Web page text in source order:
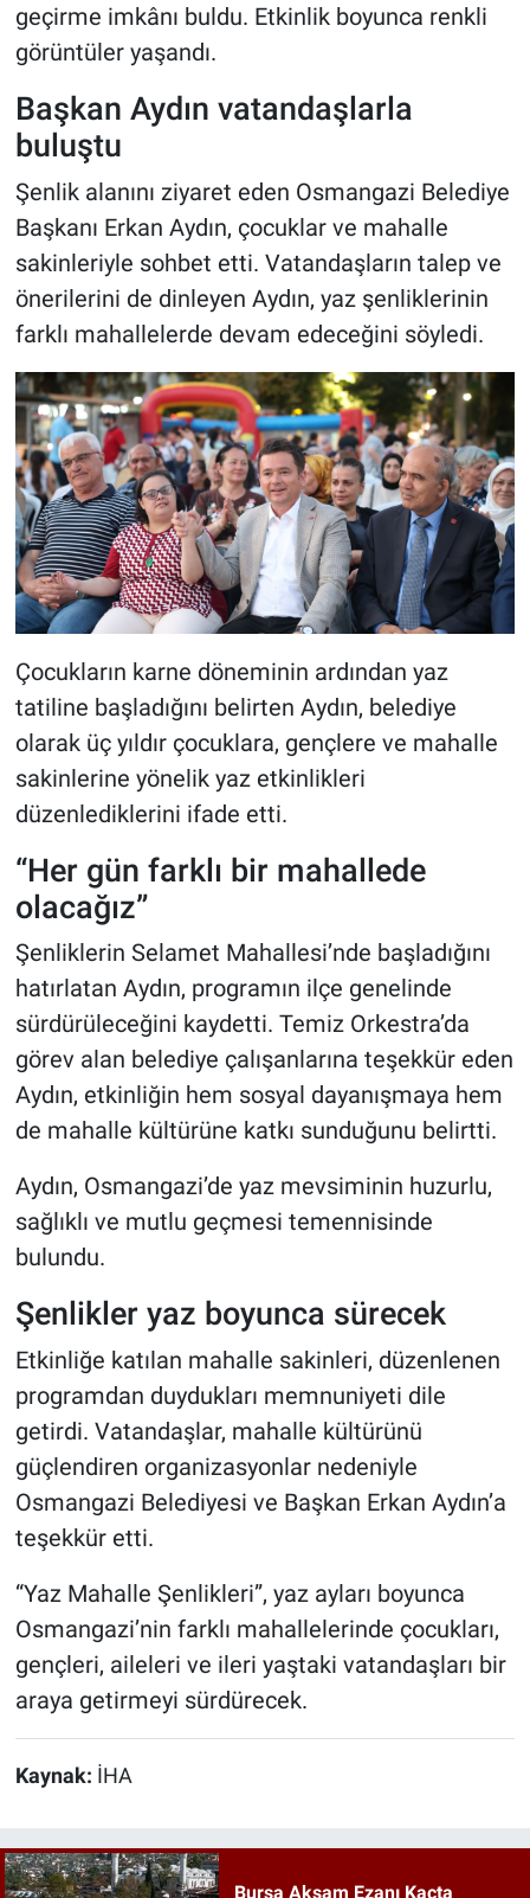
geçirme imkânı buldu. Etkinlik boyunca renkli
görüntüler yaşandı.
Başkan Aydın vatandaşlarla
buluştu
Şenlik alanını ziyaret eden Osmangazi Belediye
Başkanı Erkan Aydın, çocuklar ve mahalle
sakinleriyle sohbet etti. Vatandaşların talep ve
önerilerini de dinleyen Aydın, yaz şenliklerinin
farklı mahallelerde devam edeceğini söyledi.
Çocukların karne döneminin ardından yaz
tatiline başladığını belirten Aydın, belediye
olarak üç yıldır çocuklara, gençlere ve mahalle
sakinlerine yönelik yaz etkinlikleri
düzenlediklerini ifade etti.
“Her gün farklı bir mahallede
olacağız”
Şenliklerin Selamet Mahallesi’nde başladığını
hatırlatan Aydın, programın ilçe genelinde
sürdürüleceğini kaydetti. Temiz Orkestra’da
görev alan belediye çalışanlarına teşekkür eden
Aydın, etkinliğin hem sosyal dayanışmaya hem
de mahalle kültürüne katkı sunduğunu belirtti.
Aydın, Osmangazi’de yaz mevsiminin huzurlu,
sağlıklı ve mutlu geçmesi temennisinde
bulundu.
Şenlikler yaz boyunca sürecek
Etkinliğe katılan mahalle sakinleri, düzenlenen
programdan duydukları memnuniyeti dile
getirdi. Vatandaşlar, mahalle kültürünü
güçlendiren organizasyonlar nedeniyle
Osmangazi Belediyesi ve Başkan Erkan Aydın’a
teşekkür etti.
“Yaz Mahalle Şenlikleri”, yaz ayları boyunca
Osmangazi’nin farklı mahallelerinde çocukları,
gençleri, aileleri ve ileri yaştaki vatandaşları bir
araya getirmeyi sürdürecek.
Kaynak: İHA
Bursa Akşam Ezanı Kaçta